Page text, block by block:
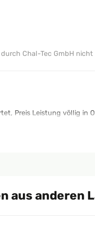
Chal-Tec GmbH
Preis Leistung völlig in
durch Chal-Tec GmbH
völlig in Ordnung
aus anderen